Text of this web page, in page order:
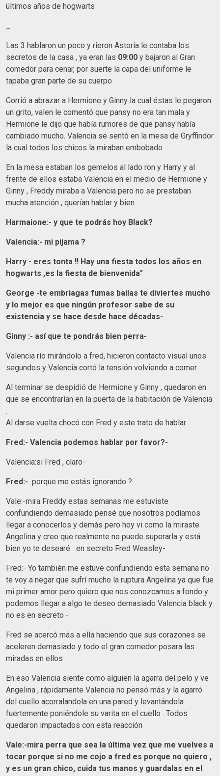
últimos años de hogwarts
Las 3 hablaron un poco y rieron Astoria le contaba los
secretos de la casa , ya eran las 09:00 y bajaron al Gran
comedor para cenar, por suerte la capa del uniforme le
tapaba gran parte de su cuerpo
Corrió a abrazar a Hermione y Ginny la cual éstas le pegaron
un grito, valen le comentó que pansy no era tan mala y
Hermione le dijo que había rumores de que pansy había
cambiado mucho. Valencia se sentó en la mesa de Gryffindor
la cual todos los chicos la miraban embobado
En la mesa estaban los gemelos al lado ron y Harry y al
frente de ellos estaba Valencia en el medio de Hermione y
Ginny , Freddy miraba a Valencia pero no se prestaban
mucha atención , querían hablar y bien
Harmaione:- y que te podrás hoy Black?
Valencia:- mi pijama ?
Harry - eres tonta !! Hay una fiesta todos los años en
hogwarts ,es la fiesta de bienvenida"
George -te embriagas fumas bailas te diviertes mucho
y lo mejor es que ningún profesor sabe de su
existencia y se hace desde hace décadas-
Ginny :- así que te pondrás bien perra-
Valencia río mirándolo a fred, hicieron contacto visual unos
segundos y Valencia cortó la tensión volviendo a comer
Al terminar se despidió de Hermione y Ginny , quedaron en
que se encontrarían en la puerta de la habitación de Valencia
.
Al darse vuelta chocó con Fred y este trato de hablar
Fred:- Valencia podemos hablar por favor?-
Valencia:si Fred , claro-
Fred:- porque me estás ignorando ?
Vale:-mira Freddy estas semanas me estuviste
confundiendo demasiado pensé que nosotros podíamos
llegar a conocerlos y demás pero hoy vi como la miraste
Angelina y creo que realmente no puede superarla y está
bien yo te desearé en secreto Fred Weasley-
Fred:- Yo también me estuve confundiendo esta semana no
te voy a negar que sufrí mucho la ruptura Angelina ya que fue
mi primer amor pero quiero que nos conozcamos a fondo y
podemos llegar a algo te deseo demasiado Valencia black y
no es en secreto -
Fred se acercó más a ella haciendo que sus corazones se
aceleren demasiado y todo el gran comedor posara las
miradas en ellos
En eso Valencia siente como alguien la agarra del pelo y ve
Angelina , rápidamente Valencia no pensó más y la agarró
del cuello acorralandola en una pared y levantándola
fuertemente poniéndole su varita en el cuello . Todos
quedaron impactados con esta reacción
Vale:-mira perra que sea la última vez que me vuelves a
tocar porque si no me cojo a fred es porque no quiero ,
y es un gran chico, cuida tus manos y guardalas en el